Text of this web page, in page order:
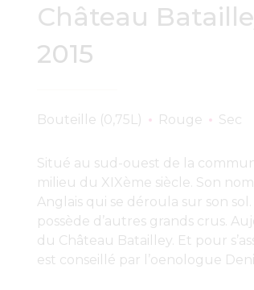
Château
2015
Bouteille (0,75L) Rouge Sec
Situé au sud-ouest de la
milieu du XIXème siècle. Son
Anglais qui se déroula sur son
possède d’autres grands crus.
du Château Batailley. Et pour
est conseillé par l’oenologue